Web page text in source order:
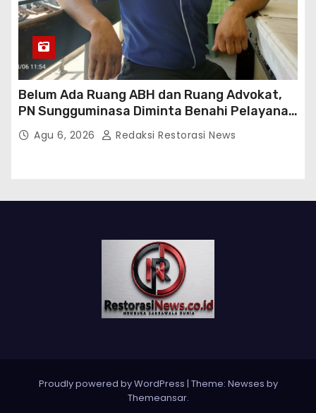
Belum Ada Ruang ABH dan Ruang Advokat,
PN Sungguminasa Diminta Benahi Pelayanan
PublikAgu 6, 2026 Redaksi Restorasi News
Proudly powered by WordPress | Theme: Newses by
Themeansar.